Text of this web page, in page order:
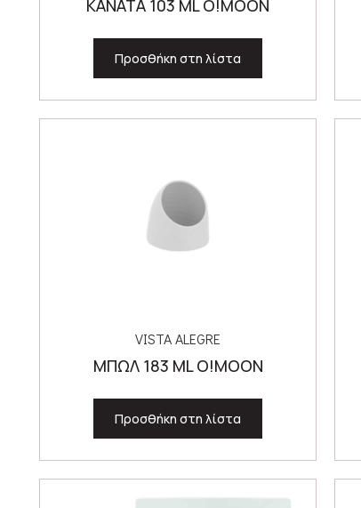
ΚΑΝΑΤΑ 103 ML O!MOON
Προσθήκη στη λίστα
VISTA ALEGRE
ΜΠΩΛ 183 ML O!MOON
Προσθήκη στη λίστα